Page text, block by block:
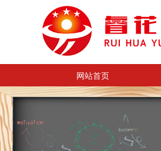
网站首页